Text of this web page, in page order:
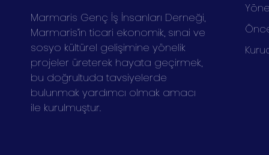
Marmaris Genç İş İnsanları Derneği,
Marmaris’in ticari ekonomik, sınai ve
sosyo kültürel gelişimine yönelik
projeler üreterek hayata geçirmek,
bu doğrultuda tavsiyelerde
bulunmak yardımcı olmak amacı
ile kurulmuştur.